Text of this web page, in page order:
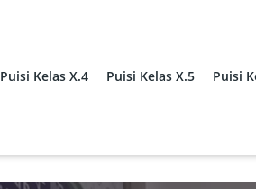
Puisi Kelas X.4 Puisi Kelas X.5 Puisi